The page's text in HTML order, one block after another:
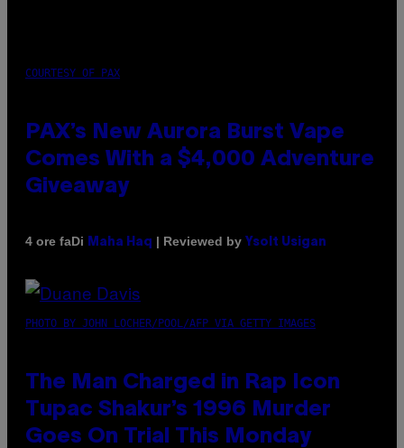
COURTESY OF PAX
PAX’s New Aurora Burst Vape
Comes With a $4,000 Adventure
Giveaway
4 ore faDi Maha Haq | Reviewed by Ysolt Usigan
PHOTO BY JOHN LOCHER/POOL/AFP VIA GETTY IMAGES
The Man Charged in Rap Icon
Tupac Shakur’s 1996 Murder
Goes On Trial This Monday